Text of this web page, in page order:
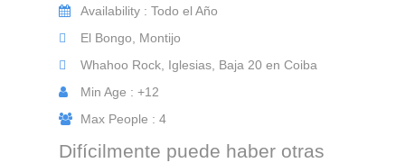
Availability : Todo el Año
El Bongo, Montijo
Whahoo Rock, Iglesias, Baja 20 en Coiba
Min Age : +12
Max People : 4
Difícilmente puede haber otras